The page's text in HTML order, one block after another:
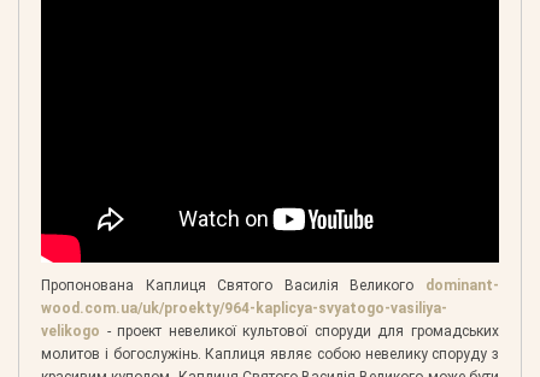
Пропонована Каплиця Святого Василія Великого dominant-
wood.com.ua/uk/proekty/964-kaplicya-svyatogo-vasiliya-
velikogo - проект невеликої культової споруди для громадських
молитов і богослужінь. Каплиця являє собою невелику споруду з